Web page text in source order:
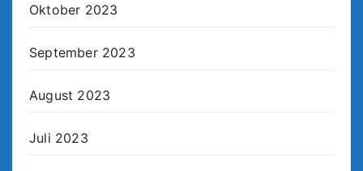
Oktober 2023
September 2023
August 2023
Juli 2023